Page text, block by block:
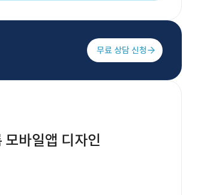
무료 상담 신청
바일앱 디자인